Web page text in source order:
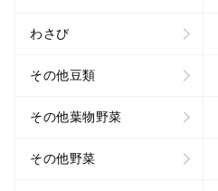
わさび
その他豆類
その他葉物野菜
その他野菜